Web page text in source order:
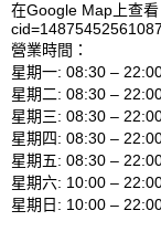
在Google Map上查
營業時間：
星期一: 08:30 –
星期二: 08:30 –
星期三: 08:30 –
星期四: 08:30 –
星期五: 08:30 –
星期六: 10:00 –